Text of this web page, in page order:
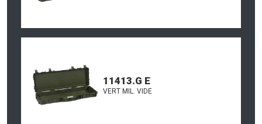
11413.G E
VERT MIL. VIDE